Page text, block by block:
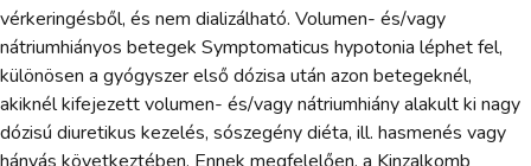
vérkeringésből, és nem dializálható. Volumen- és/vagy
nátriumhiányos betegek Symptomaticus hypotonia léphet fel,
különösen a gyógyszer első dózisa után azon betegeknél,
akiknél kifejezett volumen- és/vagy nátriumhiány alakult ki nagy
dózisú diuretikus kezelés, sószegény diéta, ill. hasmenés vagy